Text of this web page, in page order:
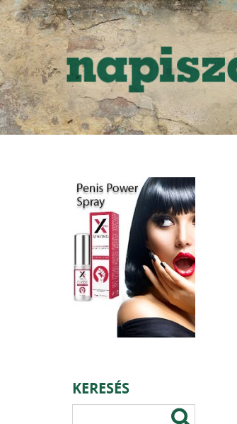
KERESÉS